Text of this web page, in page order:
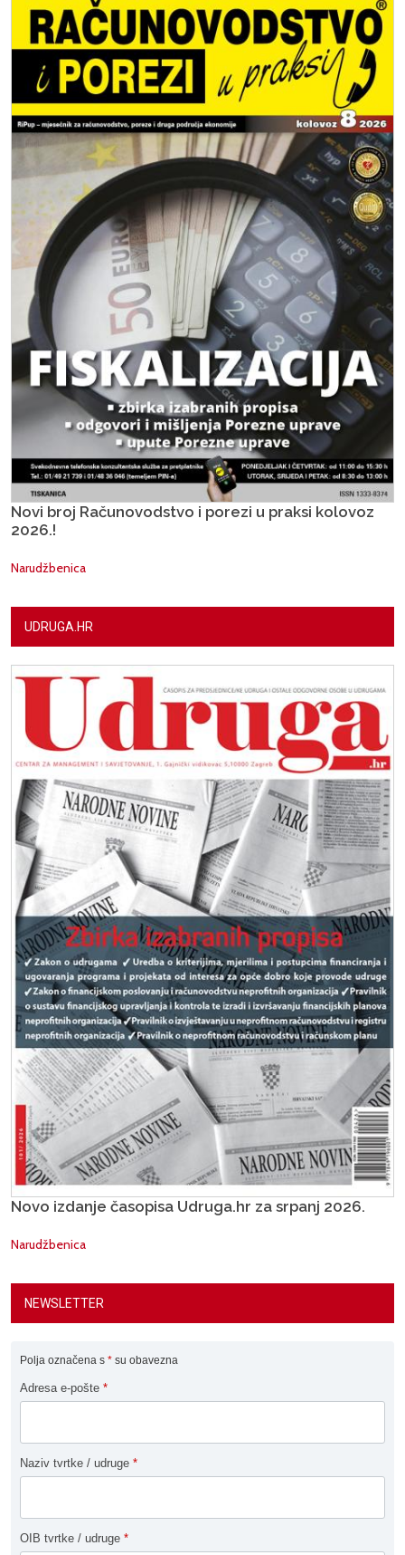
Novi broj Računovodstvo i porezi u praksi kolovoz
2026.!
Narudžbenica
UDRUGA.HR
Novo izdanje časopisa Udruga.hr za srpanj 2026.
Narudžbenica
NEWSLETTER
Polja označena s * su obavezna
Adresa e-pošte *
Naziv tvrtke / udruge *
OIB tvrtke / udruge *